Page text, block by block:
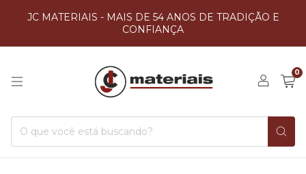
JC MATERIAIS - MAIS DE 54 ANOS DE TRADIÇÃO E
CONFIANÇA
0